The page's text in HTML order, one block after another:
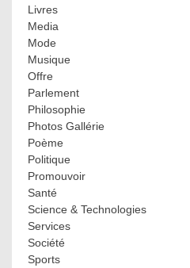
Livres
Media
Mode
Musique
Offre
Parlement
Philosophie
Photos Gallérie
Poème
Politique
Promouvoir
Santé
Science & Technologies
Services
Société
Sports